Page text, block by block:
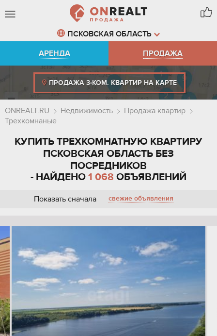
ПСКОВСКАЯ ОБЛАСТЬ
АРЕНДА
ПРОДАЖА
ПРОДАЖА 3-КОМ. КВАРТИР НА КАРТЕ
ONREALT.RU Недвижимость
Продажа квартир
Трехкомнаные
КУПИТЬ ТРЕХКОМНАТНУЮ КВАРТИРУ
ПСКОВСКАЯ ОБЛАСТЬ БЕЗ
ПОСРЕДНИКОВ
- НАЙДЕНО 1 068 ОБЪЯВЛЕНИЙ
Показать сначала свежие объявления